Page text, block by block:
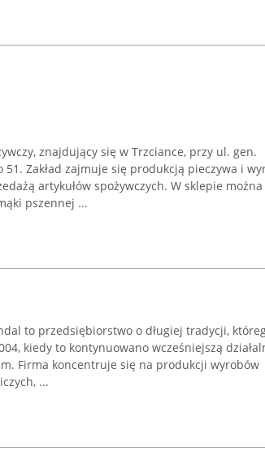
znajdujący się w Trzciance, przy ul. gen.
51. Zakład zajmuje się produkcją pieczywa i
artykułów spożywczych. W sklepie
pszennej ...
to przedsiębiorstwo o długiej tradycji,
kiedy to kontynuowano wcześniejszą
Firma koncentruje się na produkcji wyrobów
...